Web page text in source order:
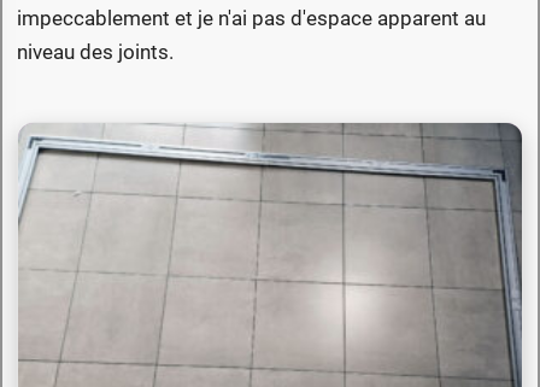
impeccablement et je n'ai pas d'espace apparent au
niveau des joints.